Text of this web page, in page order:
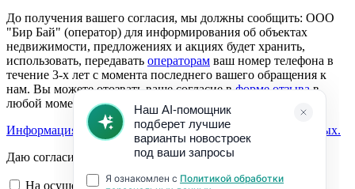
До получения вашего согласия, мы должны сообщить: ООО
"Бир Бай" (оператор) для информирования об объектах
недвижимости, предложениях и акциях будет хранить,
использовать, передавать операторам ваш номер телефона в
течение 3-х лет с момента последнего вашего обращения к
нам. Вы можете отозвать ваше согласие вформе отзывав
любой момент.
Информация о согласии на обработку персональных данных.
Даю согласие:
На осуществление обратной связи